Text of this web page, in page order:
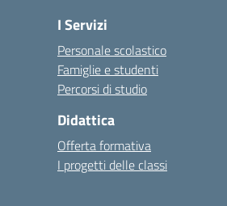
I Servizi
Personale scolastico
Famiglie e studenti
Percorsi di studio
Didattica
Offerta formativa
I progetti delle classi